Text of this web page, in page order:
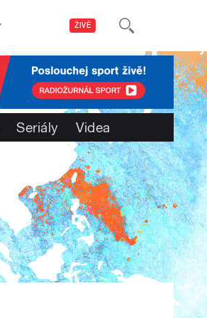
ŽIVĚ
Seriály Videa